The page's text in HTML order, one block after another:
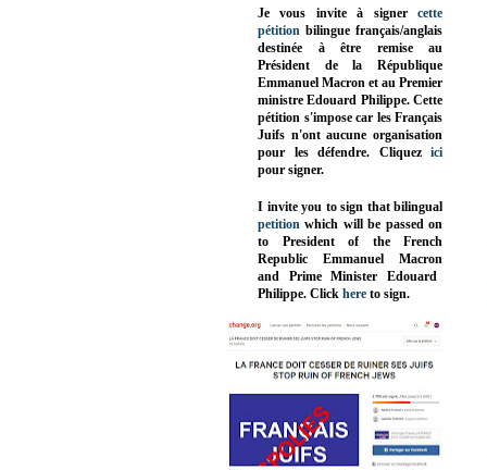
Je vous invite à signer cette
pétition bilingue français/anglais
destinée à être remise au
Président de la République
Emmanuel Macron et au Premier
ministre Edouard Philippe. Cette
pétition s'impose car les Français
Juifs n'ont aucune organisation
pour les défendre. Cliquez
ici
pour signer.
I invite you to sign that bilingual
petition which will be passed on
to President of the French
Republic Emmanuel Macron
and Prime Minister Edouard
Philippe. Click here to sign.